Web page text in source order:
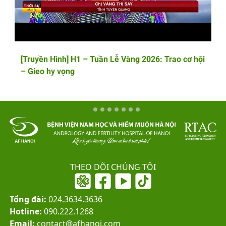
[Truyền Hình] H1 – Tuần Lễ Vàng 2026: Trao cơ hội
– Gieo hy vọng
THEO DÕI CHÚNG TÔI
Tổng đài: 024.3634.3636
Hotline: 090.222.1268
Email: contact@afhanoi.com